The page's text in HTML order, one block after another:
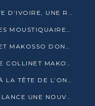
PAPA WEMBA HONORÉ EN CÔTE D’IVOIRE, UNE RUE PORTE DÉSORMAIS SON NOM
PALUDISME : TBC DISTRIBUE DES MOUSTIQUAIRES DANS DEUX CSI DE BRAZZAVILLE
CONSEIL DE CABINET : COLLINET MAKOSSO DONNE SES DERNIÈRES ORIENTATIONS
LE PREMIER MINISTRE ANATOLE COLLINET MAKOSSO DÉMISSIONNE AVEC SON GOUVERNEMENT
BRICE VOLTAIRE ETOU OBAMI À LA TÊTE DE L’ONEC-C POUR TROIS ANS
L’AMBASSADE DES ÉTATS-UNIS LANCE UNE NOUVELLE COHORTE DU PROGRAMME ACCESS MICRO-SCHOLARSHIP